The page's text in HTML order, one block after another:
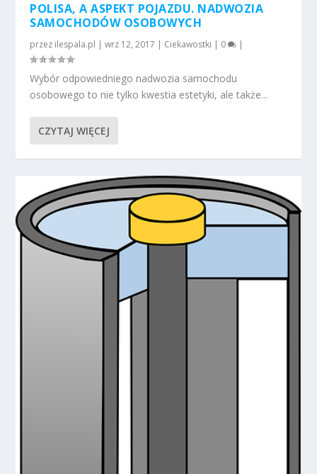
POLISA, A ASPEKT POJAZDU. NADWOZIA
SAMOCHODÓW OSOBOWYCH
przez ilespala.pl |wrz 12, 2017 | Ciekawostki | 0 |
Wybór odpowiedniego nadwozia samochodu
osobowego to nie tylko kwestia estetyki, ale także...
CZYTAJ WIĘCEJ